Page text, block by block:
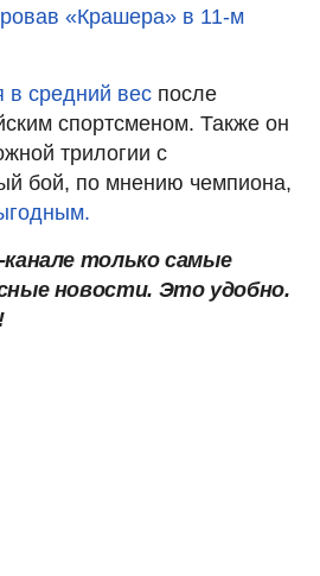
«Крашера» в 11-м
в средний вес после
спортсменом. Также он
трилогии с
бой, по мнению чемпиона,
канале только самые
новости. Это удобно.